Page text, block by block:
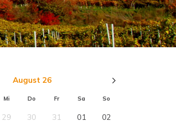
August 26
Mi Do Fr Sa So
29 30 31 01 02